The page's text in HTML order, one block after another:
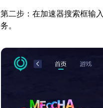
第二步：在加速器搜索框输
务。